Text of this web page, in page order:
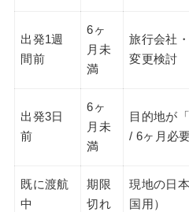
出発1週
間前
6ヶ
月未
満
旅行会社
変更検討
出発3日
前
6ヶ
月未
満
目的地が
/ 6ヶ月必
既に渡航
中
期限
切れ
現地の日
国用）